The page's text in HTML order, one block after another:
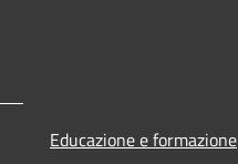
Educazione e formazione